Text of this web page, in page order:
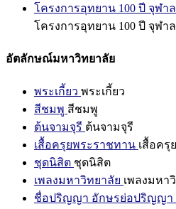
โครงการอุทยาน 100 ปี จุฬ
โครงการอุทยาน 100 ปี จุฬ
อัตลักษณ์มหาวิทยาลัย
พระเกี้ยว พระเกี้ยว
สีชมพู สีชมพู
ต้นจามจุรี ต้นจามจุรี
เสื้อครุยพระราชทาน เสื้อครุ
ชุดนิสิต ชุดนิสิต
เพลงมหาวิทยาลัย เพลงมหา
ชื่อปริญญา อักษรย่อปริญญา